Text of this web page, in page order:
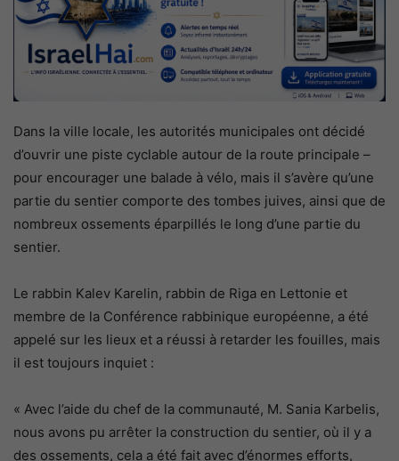
Dans la ville locale, les autorités municipales ont décidé
d’ouvrir une piste cyclable autour de la route principale –
pour encourager une balade à vélo, mais il s’avère qu’une
partie du sentier comporte des tombes juives, ainsi que de
nombreux ossements éparpillés le long d’une partie du
sentier.
Le rabbin Kalev Karelin, rabbin de Riga en Lettonie et
membre de la Conférence rabbinique européenne, a été
appelé sur les lieux et a réussi à retarder les fouilles, mais
il est toujours inquiet :
« Avec l’aide du chef de la communauté, M. Sania Karbelis,
nous avons pu arrêter la construction du sentier, où il y a
des ossements, cela a été fait avec d’énormes efforts,